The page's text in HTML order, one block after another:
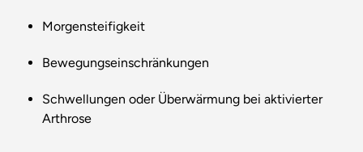
Morgensteifigkeit
Bewegungseinschränkungen
Schwellungen oder Überwärmung bei aktivierter
Arthrose